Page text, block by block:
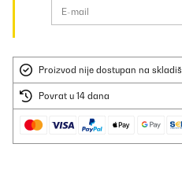
Proizvod nije dostupan na
Povrat u 14 dana